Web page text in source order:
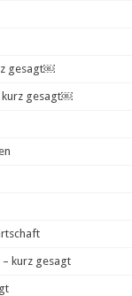
gesagt￼
kurz gesagt￼
kurz gesagt